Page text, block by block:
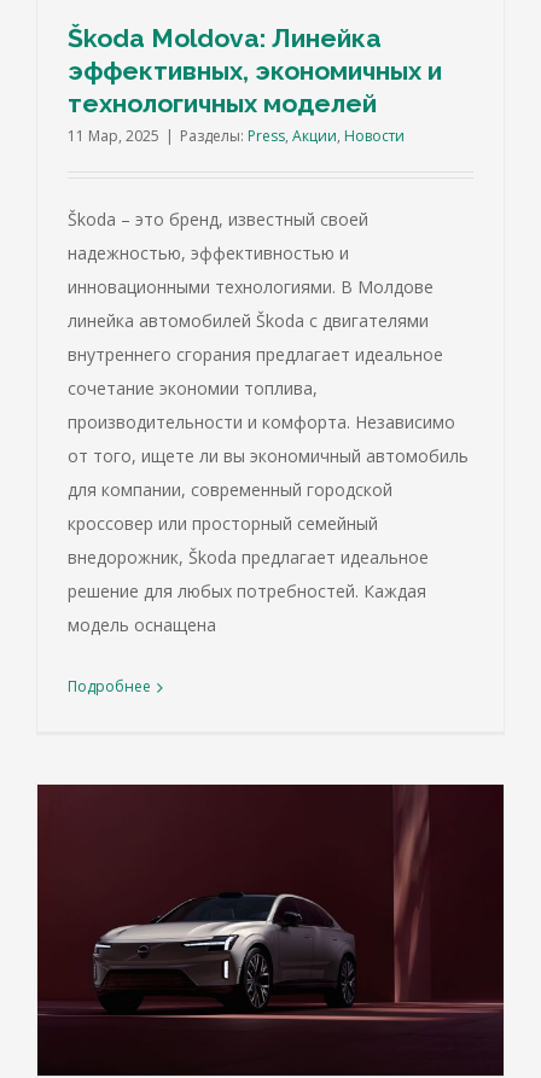
Škoda Moldova: Линейка
эффективных, экономичных и
технологичных моделей
11 Мар, 2025 | Разделы: Press, Акции, Новости
Škoda – это бренд, известный своей
надежностью, эффективностью и
инновационными технологиями. В Молдове
линейка автомобилей Škoda с двигателями
внутреннего сгорания предлагает идеальное
сочетание экономии топлива,
производительности и комфорта. Независимо
от того, ищете ли вы экономичный автомобиль
для компании, современный городской
кроссовер или просторный семейный
внедорожник, Škoda предлагает идеальное
решение для любых потребностей. Каждая
модель оснащена
Подробнее